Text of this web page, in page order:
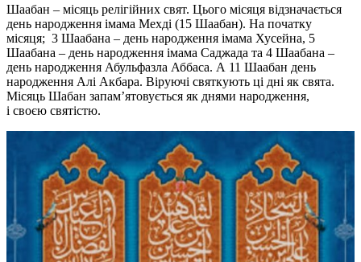
Шаабан – місяць релігійних свят. Цього місяця відзначається
день народження імама Мехді (15 Шаабан). На початку
місяця; 3 Шаабана – день народження імама Хусейна, 5
Шаабана – день народження імама Саджада та 4 Шаабана –
день народження Абульфазла Аббаса. А 11 Шаабан день
народження Алі Акбара. Віруючі святкують ці дні як свята.
Місяць Шабан запам’ятовується як днями народження,
і своєю святістю.